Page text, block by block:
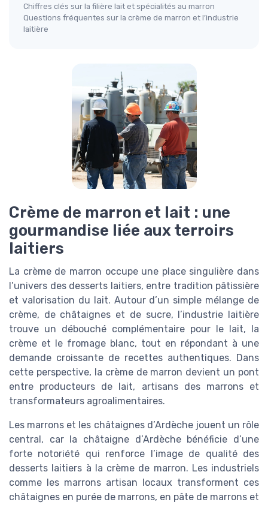
Chiffres clés sur la filière lait et spécialités au marron
Questions fréquentes sur la crème de marron et l’industrie
laitière
Crème de marron et lait : une
gourmandise liée aux terroirs
laitiers
La crème de marron occupe une place singulière dans
l’univers des desserts laitiers, entre tradition pâtissière
et valorisation du lait. Autour d’un simple mélange de
crème, de châtaignes et de sucre, l’industrie laitière
trouve un débouché complémentaire pour le lait, la
crème et le fromage blanc, tout en répondant à une
demande croissante de recettes authentiques. Dans
cette perspective, la crème de marron devient un pont
entre producteurs de lait, artisans des marrons et
transformateurs agroalimentaires.
Les marrons et les châtaignes d’Ardèche jouent un rôle
central, car la châtaigne d’Ardèche bénéficie d’une
forte notoriété qui renforce l’image de qualité des
desserts laitiers à la crème de marron. Les industriels
comme les marrons artisan locaux transforment ces
châtaignes en purée de marrons, en pâte de marrons et